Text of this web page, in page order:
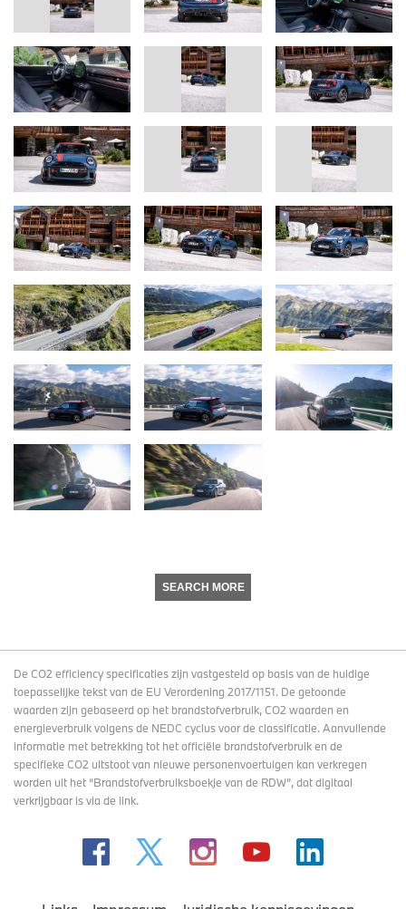
SEARCH MORE
De CO2 efficiency specificaties zijn vastgesteld op basis van de huidige
toepasselijke tekst van de EU Verordening 2017/1151. De getoonde
waarden zijn gebaseerd op het brandstofverbruik, CO2 waarden en
energieverbruik volgens de NEDC cyclus voor de classificatie. Aanvullende
informatie met betrekking tot het officiële brandstofverbruik en de
specifieke CO2 uitstoot van nieuwe personenvoertuigen kan verkregen
worden uit het “Brandstofverbruiksboekje van de RDW”, dat digitaal
verkrijgbaaris via de link.